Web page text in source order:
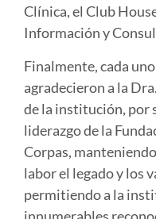
Clínica, el Club
Información y
Finalmente, cada
agradecieron a la
de la institución, por
liderazgo de la
Corpas,
labor el legado y los
permitiendo a la